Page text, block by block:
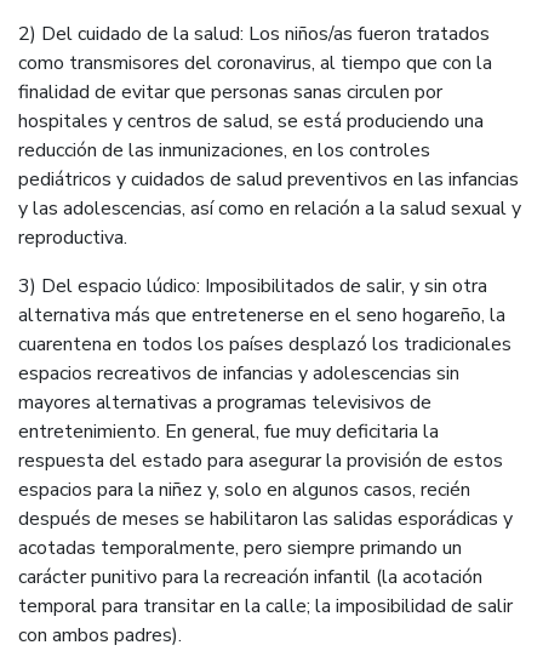
2) Del cuidado de la salud: Los niños/as fueron tratados
como transmisores del coronavirus, al tiempo que con la
finalidad de evitar que personas sanas circulen por
hospitales y centros de salud, se está produciendo una
reducción de las inmunizaciones, en los controles
pediátricos y cuidados de salud preventivos en las infancias
y las adolescencias, así como en relación a la salud sexual y
reproductiva.
3) Del espacio lúdico: Imposibilitados de salir, y sin otra
alternativa más que entretenerse en el seno hogareño, la
cuarentena en todos los países desplazó los tradicionales
espacios recreativos de infancias y adolescencias sin
mayores alternativas a programas televisivos de
entretenimiento. En general, fue muy deficitaria la
respuesta del estado para asegurar la provisión de estos
espacios para la niñez y, solo en algunos casos, recién
después de meses se habilitaron las salidas esporádicas y
acotadas temporalmente, pero siempre primando un
carácter punitivo para la recreación infantil (la acotación
temporal para transitar en la calle; la imposibilidad de salir
con ambos padres).